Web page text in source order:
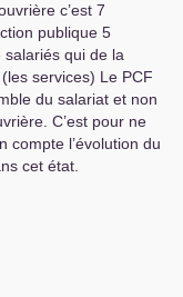
c’est 7
publique 5
salariés qui de la
services) Le PCF
du salariat et non
C’est pour ne
compte l’évolution du
cet état.